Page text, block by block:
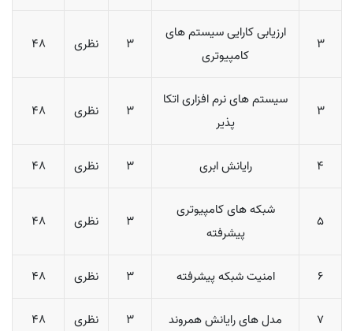
3
ارزیابی کارایی سیستم های
کامپیوتری
3 نظری 48
3
سیستم های نرم افزاری اتکا
پذیر
3 نظری 48
4 رایانش ابری 3 نظری 48
5
شبکه های کامپیوتری
پیشرفته
3 نظری 48
6 امنیت شبکه پیشرفته 3 نظری 48
7 مدل های رایانش همروند 3 نظری 48